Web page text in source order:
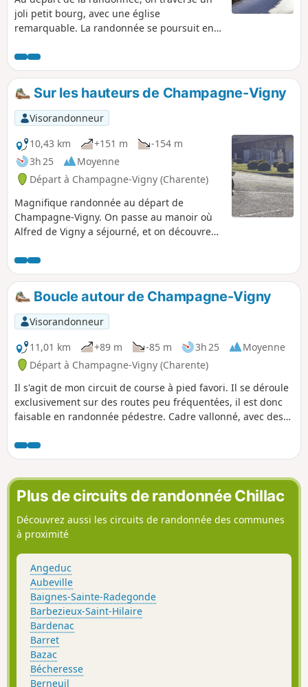
joli petit bourg, avec une église
remarquable. La randonnée se poursuit en
très grand étang, ensuite on travers une
partie boisée et la fin de la randonnée offre
des beaux points de vue sur la campagne.
Sur les hauteurs de Champagne-Vigny
Visorandonneur
10,43 km
+151 m
-154 m
3h 25
Moyenne
Départ à Champagne-Vigny (Charente)
Magnifique randonnée au départ de
Champagne-Vigny. On passe au manoir où
Alfred de Vigny a séjourné, et on découvre
Christophe) et de nombreux points de vue
panoramiques (à couper le souffle) sur les
coteaux du Blanzacais.
Boucle autour de Champagne-Vigny
Visorandonneur
11,01 km
+89 m -85 m 3h 25
Moyenne
Départ à Champagne-Vigny (Charente)
Il s'agit de mon circuit de course à pied favori. Il se déroule
exclusivement sur des routes peu fréquentées, il est donc
faisable en randonnée pédestre. Cadre vallonné, avec des
Plus de circuits de randonnée Chillac
Découvrez aussi les circuits de randonnée des communes
à proximité
Angeduc
Aubeville
Baignes-Sainte-Radegonde
Barbezieux-Saint-Hilaire
Bardenac
Barret
Bazac
Bécheresse
Berneuil